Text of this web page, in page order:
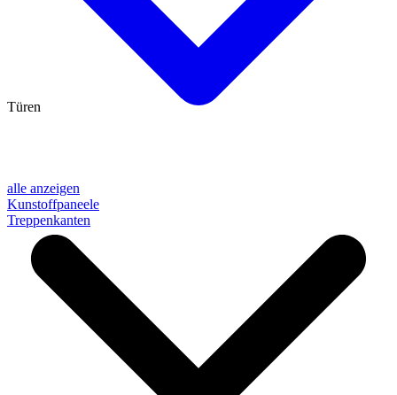
alle anzeigen
Kunstoffpaneele
Treppenkanten
Türen